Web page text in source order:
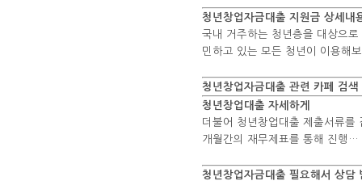
청년창업자금대출 지원금 상세내
국내 거주하는 청년층을 대상으
민하고 있는 모든 청년이 이용해
청년창업자금대출 관련 카페 검색
청년창업대출 자세하게
더불어 청년창업대출 제출서류를
개월간의 재무제표를 통해 진행…
청년창업자금대출 필요해서 상담